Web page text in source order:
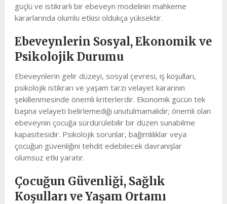
güçlü ve istikrarlı bir ebeveyn modelinin mahkeme
kararlarında olumlu etkisi oldukça yüksektir.
Ebeveynlerin Sosyal, Ekonomik ve
Psikolojik Durumu
Ebeveynlerin gelir düzeyi, sosyal çevresi, iş koşulları,
psikolojik istikrarı ve yaşam tarzı velayet kararının
şekillenmesinde önemli kriterlerdir. Ekonomik gücün tek
başına velayeti belirlemediği unutulmamalıdır; önemli olan
ebeveynin çocuğa sürdürülebilir bir düzen sunabilme
kapasitesidir. Psikolojik sorunlar, bağımlılıklar veya
çocuğun güvenliğini tehdit edebilecek davranışlar
olumsuz etki yaratır.
Çocuğun Güvenliği, Sağlık
Koşulları ve Yaşam Ortamı